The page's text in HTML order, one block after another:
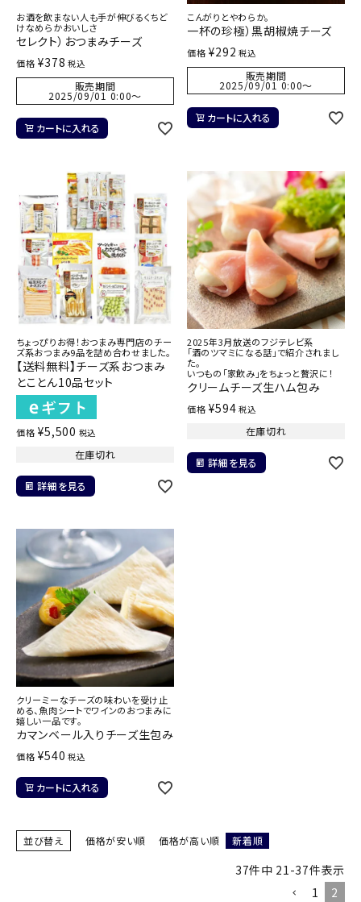
お酒を飲まない人も手が伸びるくちど
けなめらかおいしさ
セレクト）おつまみチーズ
価格 ¥378 税込
販売期間
2025/09/01 0:00〜
カートに入れる
こんがりとやわらか。
一杯の珍極）黒胡椒焼チーズ
価格 ¥292 税込
販売期間
2025/09/01 0:00〜
カートに入れる
ちょっぴりお得！おつまみ専門店のチー
ズ系おつまみ9品を詰め合わせました。
【送料無料】チーズ系おつまみ
とことん10品セット
価格 ¥5,500 税込
在庫切れ
詳細を見る
2025年3月放送のフジテレビ系
「酒のツマミになる話」で紹介されまし
た。
いつもの「家飲み」をちょっと贅沢に！
クリームチーズ生ハム包み
価格 ¥594 税込
在庫切れ
詳細を見る
クリーミーなチーズの味わいを受け止
める、魚肉シートでワインのおつまみに
嬉しい一品です。
カマンベール入りチーズ生包み
価格 ¥540 税込
カートに入れる
並び替え 価格が安い順 価格が高い順 新着順
37件中 21-37件表示
1
2